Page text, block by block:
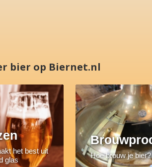
bier op Biernet.nl
het best uit
glas
Hoe brouw je bier?